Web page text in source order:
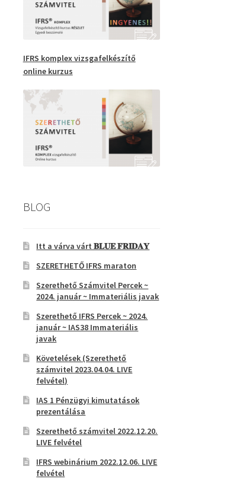
IFRS komplex vizsgafelkészítő
online kurzus
BLOG
Itt a várva várt 𝐁𝐋𝐔𝐄 𝐅𝐑𝐈𝐃𝐀𝐘
SZERETHETŐ IFRS maraton
Szerethető Számvitel Percek ~
2024. január ~ Immateriális javak
Szerethető IFRS Percek ~ 2024.
január ~ IAS38 Immateriális
javak
Követelések (Szerethető
számvitel 2023.04.04. LIVE
felvétel)
IAS 1 Pénzügyi kimutatások
prezentálása
Szerethető számvitel 2022.12.20.
LIVE felvétel
IFRS webinárium 2022.12.06. LIVE
felvétel